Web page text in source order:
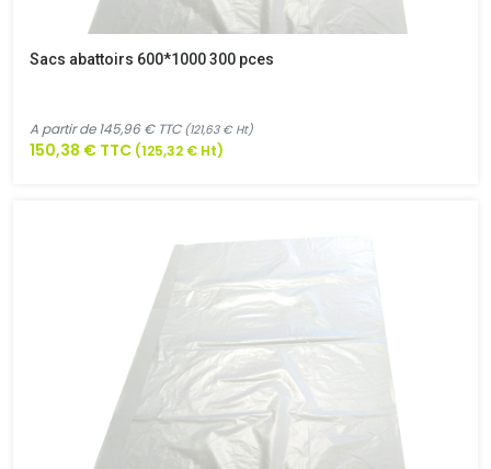
Sacs abattoirs 600*1000 300 pces
A partir de 145,96 € TTC (121,63 € Ht)
150,38 € TTC (125,32 € Ht)